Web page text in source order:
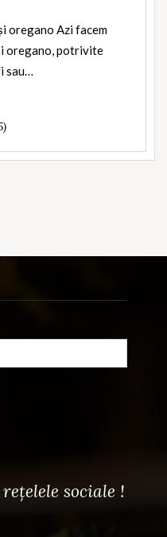
oregano Azi facem
oregano, potrivite
sau…
sociale !